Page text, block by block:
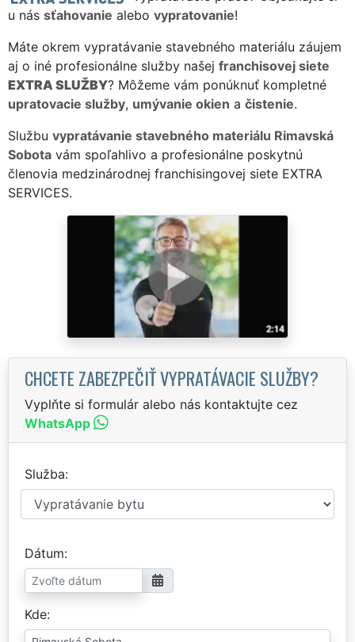
u nás sťahovanie alebo vypratovanie!
Máte okrem vypratávanie stavebného materiálu záujem
aj o iné profesionálne služby našej franchisovej siete
EXTRA SLUŽBY? Môžeme vám ponúknuť kompletné
upratovacie služby, umývanie okien a čistenie.
Službu vypratávanie stavebného materiálu Rimavská
Sobota vám spoľahlivo a profesionálne poskytnú
členovia medzinárodnej franchisingovej siete EXTRA
SERVICES.
CHCETE ZABEZPEČIŤ VYPRATÁVACIE SLUŽBY?
Vyplňte si formulár alebo nás kontaktujte cez
WhatsApp
Služba
Dátum
Kde